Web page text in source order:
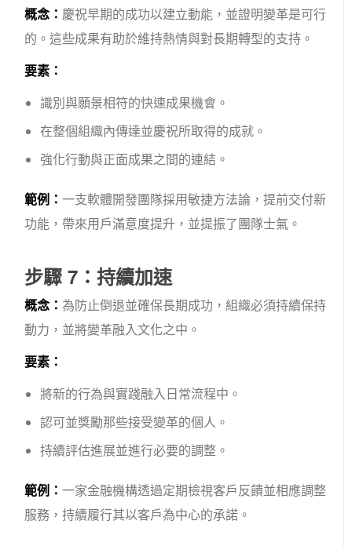
概念： 慶祝早期的成功以建立動能，並證明變革是可行
的。這些成果有助於維持熱情與對長期轉型的支持。
要素：
識別與願景相符的快速成果機會。
在整個組織內傳達並慶祝所取得的成就。
強化行動與正面成果之間的連結。
範例：一支軟體開發團隊採用敏捷方法論，提前交付新
功能，帶來用戶滿意度提升，並提振了團隊士氣。
步驟 7：持續加速
概念：為防止倒退並確保長期成功，組織必須持續保持
動力，並將變革融入文化之中。
要素：
將新的行為與實踐融入日常流程中。
認可並獎勵那些接受變革的個人。
持續評估進展並進行必要的調整。
範例：一家金融機構透過定期檢視客戶反饋並相應調整
服務，持續履行其以客戶為中心的承諾。